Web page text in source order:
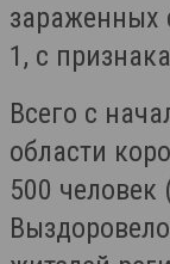
зараженных
1, с
Всего с
области
500 человек